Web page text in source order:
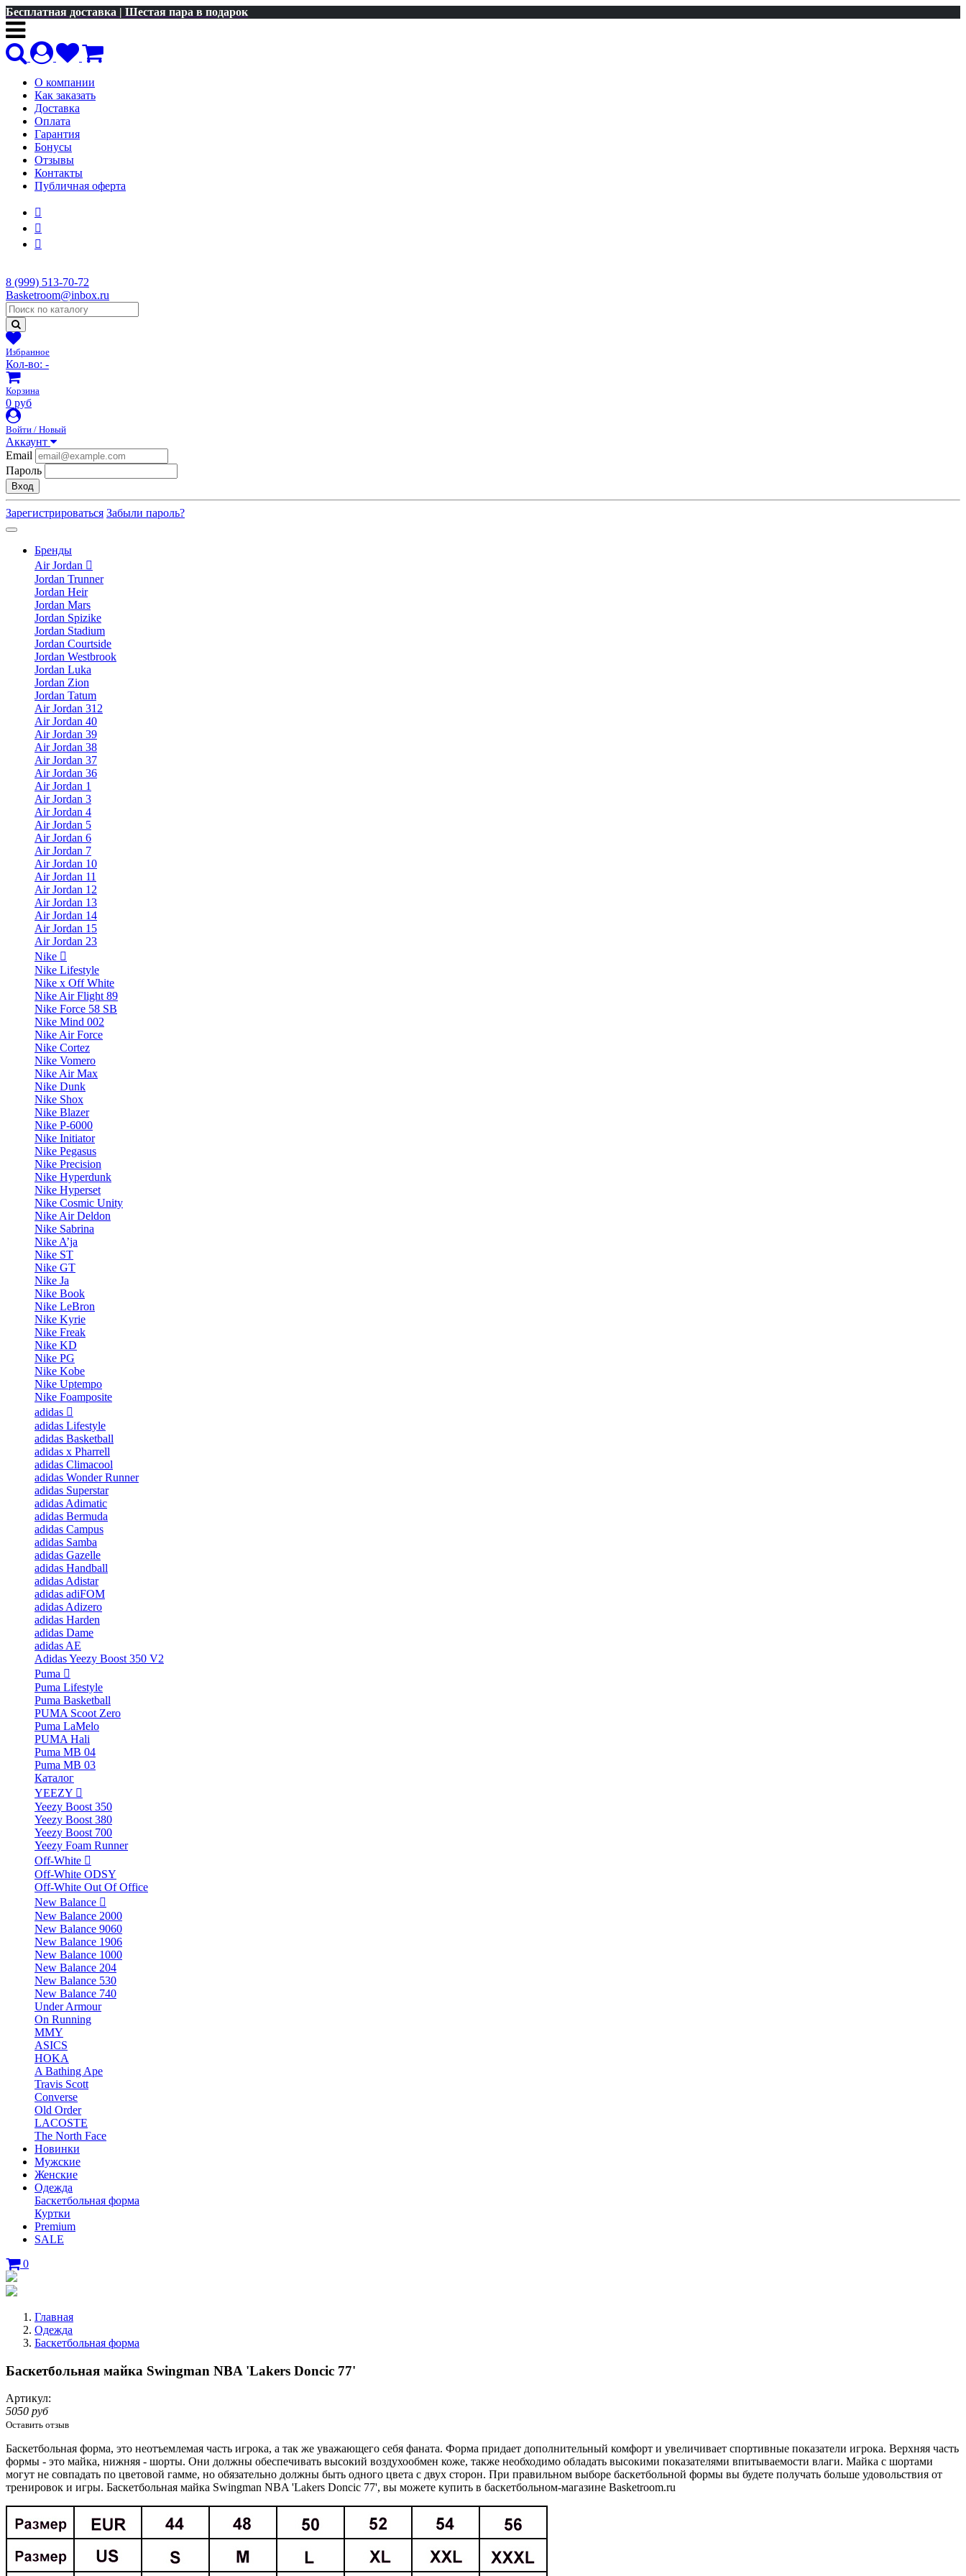
Бесплатная доставка | Шестая пара в подарок
О компании
Как заказать
Доставка
Оплата
Гарантия
Бонусы
Отзывы
Контакты
Публичная оферта
8 (999) 513-70-72
Basketroom@inbox.ru
Избранное
Кол-во: -
Корзина
0 руб
Войти / Новый
Аккаунт
Email
Пароль
Вход
Зарегистрироваться Забыли пароль?
Бренды
Air Jordan
Jordan Trunner
Jordan Heir
Jordan Mars
Jordan Spizike
Jordan Stadium
Jordan Courtside
Jordan Westbrook
Jordan Luka
Jordan Zion
Jordan Tatum
Air Jordan 312
Air Jordan 40
Air Jordan 39
Air Jordan 38
Air Jordan 37
Air Jordan 36
Air Jordan 1
Air Jordan 3
Air Jordan 4
Air Jordan 5
Air Jordan 6
Air Jordan 7
Air Jordan 10
Air Jordan 11
Air Jordan 12
Air Jordan 13
Air Jordan 14
Air Jordan 15
Air Jordan 23
Nike
Nike Lifestyle
Nike x Off White
Nike Air Flight 89
Nike Force 58 SB
Nike Mind 002
Nike Air Force
Nike Cortez
Nike Vomero
Nike Air Max
Nike Dunk
Nike Shox
Nike Blazer
Nike P-6000
Nike Initiator
Nike Pegasus
Nike Precision
Nike Hyperdunk
Nike Hyperset
Nike Cosmic Unity
Nike Air Deldon
Nike Sabrina
Nike A’ja
Nike ST
Nike GT
Nike Ja
Nike Book
Nike LeBron
Nike Kyrie
Nike Freak
Nike KD
Nike PG
Nike Kobe
Nike Uptempo
Nike Foamposite
adidas
adidas Lifestyle
adidas Basketball
adidas x Pharrell
adidas Climacool
adidas Wonder Runner
adidas Superstar
adidas Adimatic
adidas Bermuda
adidas Campus
adidas Samba
adidas Gazelle
adidas Handball
adidas Adistar
adidas adiFOM
adidas Adizero
adidas Harden
adidas Dame
adidas AE
Adidas Yeezy Boost 350 V2
Puma
Puma Lifestyle
Puma Basketball
PUMA Scoot Zero
Puma LaMelo
PUMA Hali
Puma MB 04
Puma MB 03
Каталог
YEEZY
Yeezy Boost 350
Yeezy Boost 380
Yeezy Boost 700
Yeezy Foam Runner
Off-White
Off-White ODSY
Off-White Out Of Office
New Balance
New Balance 2000
New Balance 9060
New Balance 1906
New Balance 1000
New Balance 204
New Balance 530
New Balance 740
Under Armour
On Running
MMY
ASICS
HOKA
A Bathing Ape
Travis Scott
Converse
Old Order
LACOSTE
The North Face
Новинки
Мужские
Женские
Одежда
Баскетбольная форма
Куртки
Premium
SALE
0
Главная
Одежда
Баскетбольная форма
Баскетбольная майка Swingman NBA 'Lakers Doncic 77'
Артикул:
5050 руб
Оставить отзыв
Баскетбольная форма, это неотъемлемая часть игрока, а так же уважающего себя фаната. Форма придает дополнительный комфорт и увеличивает спортивные показатели игрока. Верхняя часть
формы - это майка, нижняя - шорты. Они должны обеспечивать высокий воздухообмен коже, также необходимо обладать высокими показателями впитываемости влаги. Майка с шортами
могут не совпадать по цветовой гамме, но обязательно должны быть одного цвета с двух сторон. При правильном выборе баскетбольной формы вы будете получать больше удовольствия от
тренировок и игры. Баскетбольная майка Swingman NBA 'Lakers Doncic 77', вы можете купить в баскетбольном-магазине Basketroom.ru